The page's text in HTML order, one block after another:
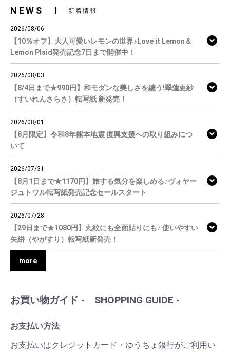
NEWS 新着情報
2026/08/06
【10％オフ】大人可愛いレモンの世界♪Love it Lemon＆
Lemon Plaid発売記念7日まで開催中！
2026/08/03
【8/4日まで★990円】和モダンな美しさを纏う!翠蓮更紗
（すいれんさらさ）転写紙 新発売！
2026/08/01
【8月限定】令和8年熊本地震 復興支援への取り組みにつ
いて
2026/07/31
【8月1日まで★1170円】旅する気分を楽しめる♪ヴォヤー
ジュトワル転写紙発売記念セールスタート
2026/07/28
【29日まで★1080円】丸紋にも全面貼りにも♪ 使いやすい
矢絣（やがすり）転写紙新発売！
more
お買い物ガイド - SHOPPING GUIDE -
お支払い方法
お支払いはクレジットカード・ゆうちょ銀行がご利用い